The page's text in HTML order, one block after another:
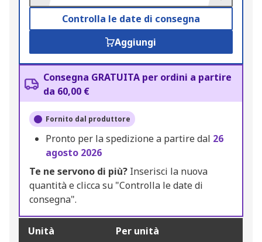
Controlla le date di consegna
Aggiungi
Consegna GRATUITA per ordini a partire
da 60,00 €
Fornito dal produttore
Pronto per la spedizione a partire dal 26
agosto 2026
Te ne servono di più? Inserisci la nuova
quantità e clicca su "Controlla le date di
consegna".
Unità Per unità